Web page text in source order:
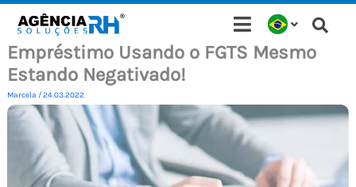
para
conteúdo
Empréstimo Usando o FGTS Mesmo
Estando Negativado!
Marcela /24.03.2022